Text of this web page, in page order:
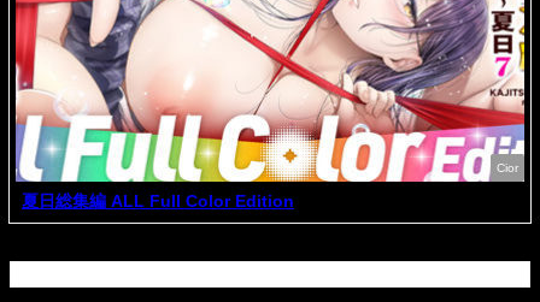
Cior
夏日総集編 ALL Full Color Edition